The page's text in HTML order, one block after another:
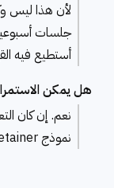
لأن هذا ليس
جلسات
أستطيع فيه
هل يمكن الاستمرار بعد
نعم. إن كان
نموذج retainer شهري بعد انتهاء البرنامج الأولي.